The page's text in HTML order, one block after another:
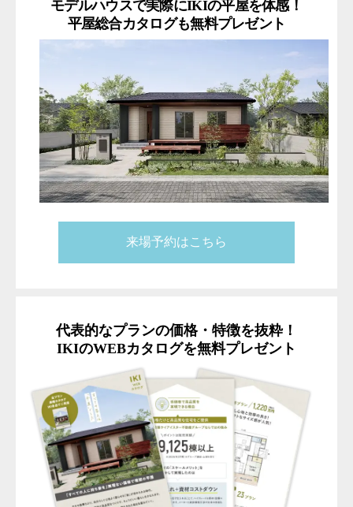
モデルハウスで実際にIKIの平屋を体感！
平屋総合カタログも無料プレゼント
来場予約はこちら
代表的なプランの価格・特徴を抜粋！
IKIのWEBカタログを無料プレゼント